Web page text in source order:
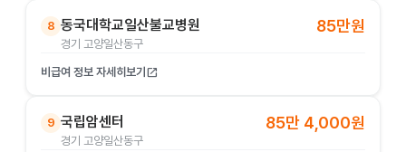
8 동국대학교일산불교병원
경기 고양일산동구
85만원
비급여 정보 자세히보기 open_in_new
9 국립암센터
경기 고양일산동구
85만 4,000원